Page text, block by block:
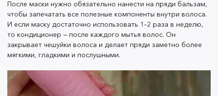
никакого дополнительного эффекта и даже может
привести к эффекту жирных волос. Всегда лучше
придерживаться рекомендаций производителя.
Шаг 6. Сыворотка для волос
Завершающий этап — несмываемый уход для волос.
После маски нужно обязательно нанести на пряди бальзам,
чтобы запечатать все полезные компоненты внутри волоса.
И если маску достаточно использовать 1–2 раза в неделю,
то кондиционер — после каждого мытья волос. Он
закрывает чешуйки волоса и делает пряди заметно более
мягкими, гладкими и послушными.